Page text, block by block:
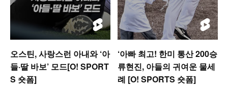
오스틴, 사랑스런 아내와 ‘아
들·딸 바보’ 모드[O! SPORT
S 숏폼]
‘아빠 최고! 한미 통산 200승
류현진, 아들의 귀여운 물세
례 [O! SPORTS 숏폼]